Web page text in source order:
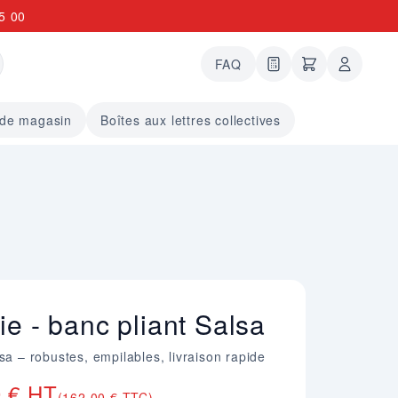
00
FAQ 0 articles dans le
undefined
magasin Boîtes aux lettres collectives
- banc pliant Salsa
– robustes, empilables, livraison rapide